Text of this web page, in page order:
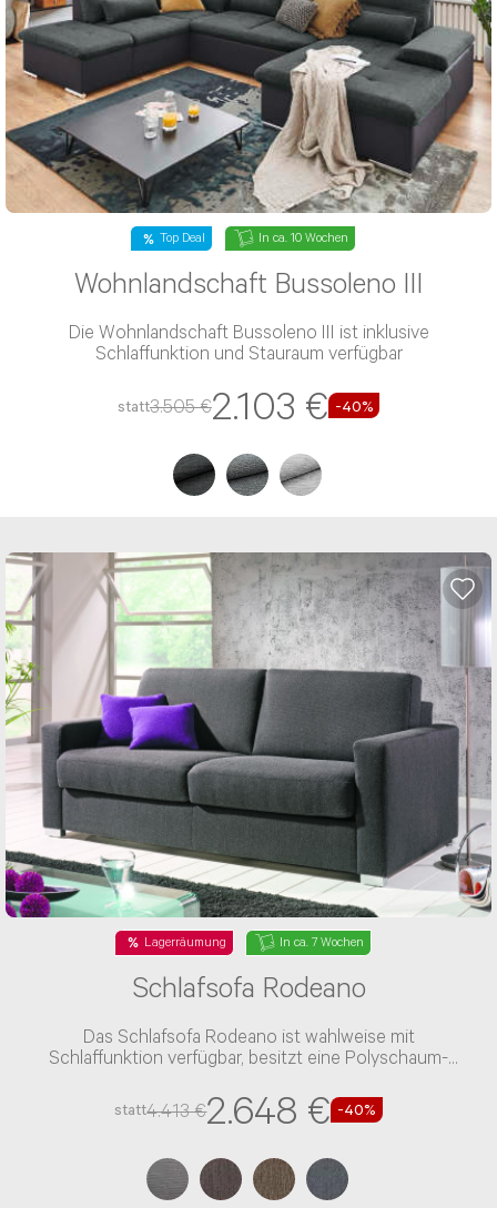
Top Deal In ca. 10 Wochen
Wohnlandschaft Bussoleno III
Die Wohnlandschaft Bussoleno III ist inklusive
Schlaffunktion und Stauraum verfügbar
statt3.505 €2.103 € -40%
Lagerräumung In ca. 7 Wochen
Schlafsofa Rodeano
Das Schlafsofa Rodeano ist wahlweise mit
Schlaffunktion verfügbar, besitzt eine Polyschaum-
statt4.413 €2.648 € -40%